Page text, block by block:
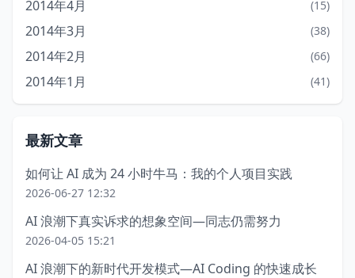
2014年4月 (15)
2014年3月 (38)
2014年2月 (66)
2014年1月 (41)
最新文章
如何让 AI 成为 24 小时牛马：我的个人项目实践
2026-06-27 12:32
AI 浪潮下真实诉求的想象空间—同志仍需努力
2026-04-05 15:21
AI 浪潮下的新时代开发模式—AI Coding 的快速成长